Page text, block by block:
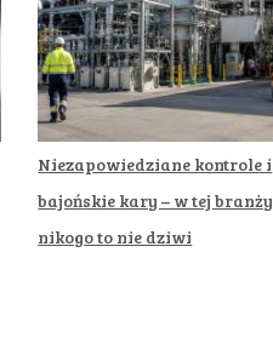
Niezapowiedziane kontrole i
bajońskie kary – w tej branży
nikogo to nie dziwi